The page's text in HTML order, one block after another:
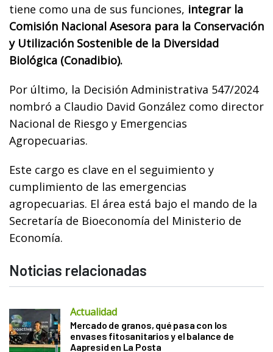
tiene como una de sus funciones, integrar la
Comisión Nacional Asesora para la Conservación
y Utilización Sostenible de la Diversidad
Biológica (Conadibio).
Por último, la Decisión Administrativa 547/2024
nombró a Claudio David González como director
Nacional de Riesgo y Emergencias
Agropecuarias.
Este cargo es clave en el seguimiento y
cumplimiento de las emergencias
agropecuarias. El área está bajo el mando de la
Secretaría de Bioeconomía del Ministerio de
Economía.
Noticias relacionadas
Actualidad
Mercado de granos, qué pasa con los
envases fitosanitarios y el balance de
Aapresid en La Posta